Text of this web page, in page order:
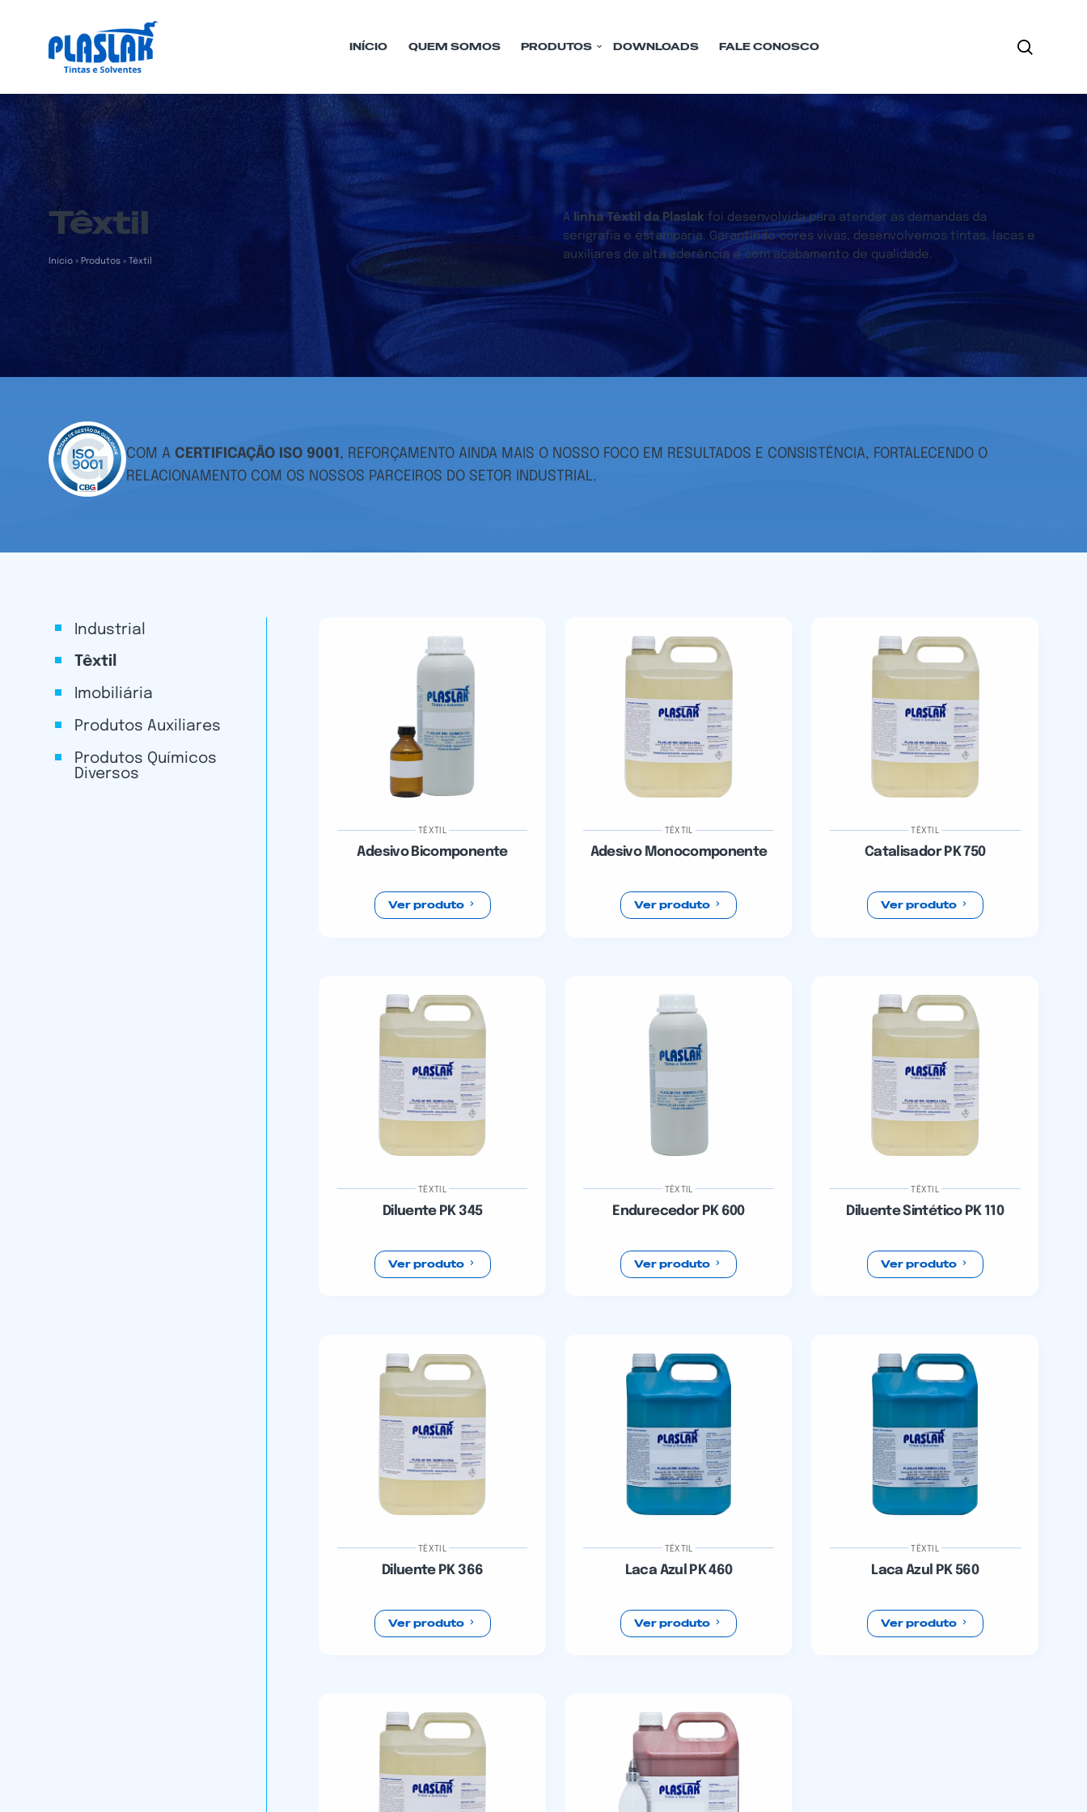
INÍCIO QUEM SOMOS PRODUTOS DOWNLOADS FALE CONOSCO
Têxtil
Início » Produtos » Têxtil
A linha Têxtil da Plaslak foi desenvolvida para atender às demandas da
serigrafia e estamparia. Garantindo cores vivas, desenvolvemos tintas, lacas e
auxiliares de alta aderência e com acabamento de qualidade.
COM A CERTIFICAÇÃO ISO 9001 , REFORÇAMENTO AINDA MAIS O NOSSO FOCO EM RESULTADOS E CONSISTÊNCIA, FORTALECENDO O
RELACIONAMENTO COM OS NOSSOS PARCEIROS DO SETOR INDUSTRIAL.
Industrial
Têxtil
Imobiliária
Produtos Auxiliares
Produtos Químicos
Diversos
TÊXTIL
Adesivo Bicomponente
Ver produto
TÊXTIL
Adesivo Monocomponente
Ver produto
TÊXTIL
Catalisador PK 750
Ver produto
TÊXTIL
Diluente PK 345
Ver produto
TÊXTIL
Endurecedor PK 600
Ver produto
TÊXTIL
Diluente Sintético PK 110
Ver produto
TÊXTIL
Diluente PK 366
Ver produto
TÊXTIL
Laca Azul PK 460
Ver produto
TÊXTIL
Laca Azul PK 560
Ver produto